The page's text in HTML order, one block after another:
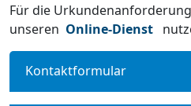
Für die
unseren Online-Dienst
Kontaktformular